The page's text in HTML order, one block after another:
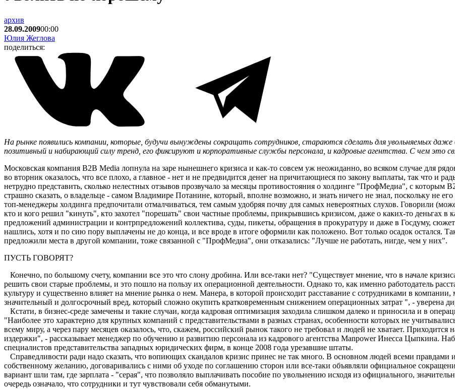
архив
28.09.200900:00
Юлия Жеглова
поделиться:
На рынке появились компании, которые, будучи вынуждены сокращать сотрудников, стараются сделать для увольняемых
позитивный и набирающий силу тренд, его фиксируют и корпоративные службы персонала, и кадровые агентства. С чем это
Московская компания B2B Media лопнула на заре нынешнего кризиса и как-то совсем уж неожиданно, во всяком случае для
во вторник оказалось, что все плохо, а главное - нет и не предвидится денег на причитающиеся по закону выплаты, так что и
нетрудно представить, сколько нелестных отзывов прозвучало за месяцы противостояния о холдинге "ПрофМедиа", с которым
страшно сказать, о владельце - самом Владимире Потанине, который, вполне возможно, и знать ничего не знал, поскольку не
топ-менеджеры холдинга предпочитали отмалчиваться, тем самым удобряя почву для самых невероятных слухов. Говорили
кто и кого решил "кинуть", кто захотел "порешать" свои частные проблемы, прикрывшись кризисом, даже о каких-то деньгах
предложений администрации и контрпредложений коллектива, суды, пикеты, обращения в прокуратуру и даже в Госдуму,
нашлись, хотя и по сию пору выплачены не до конца, и все вроде в итоге оформили как положено. Вот только осадок остался.
предложили места в другой компании, тоже связанной с "ПрофМедиа", они отказались: "Лучше не работать, нигде, чем у них".
ПУСТЬ ГОВОРЯТ?
Конечно, по большому счету, компании все это что слону дробина. Или все-таки нет? "Существует мнение, что в начале
решить свои старые проблемы, и это пошло на пользу их операционной деятельности. Однако то, как именно работодатель
культуру и существенно влияет на мнение рынка о нем. Манера, в которой происходит расставание с сотрудниками в
значительный и долгосрочный вред, который сложно окупить кратковременным снижением операционных затрат ", - уверена
Кстати, в бизнес-среде замечены и такие случаи, когда кадровая оптимизация заходила слишком далеко и приносила и в
"Наиболее это характерно для крупных компаний с представительствами в разных странах, особенности которых не
всему миру, а через пару месяцев оказалось, что, скажем, российский рынок такого не требовал и людей не хватает.
издержки", - рассказывает менеджер по обучению и развитию персонала из кадрового агентства Manpower Инесса Цыпкина.
специалистов представительства западных юридических фирм, в конце 2008 года урезавшие штаты.
Справедливости ради надо сказать, что вопиющих скандалов кризис принес не так много. В основном людей всеми
собственному желанию, договаривались с ними об уходе по соглашению сторон или все-таки объявляли официальное
вариант шли там, где зарплата - "серая", что позволяло выплачивать пособие по увольнению исходя из официального,
очередь означало, что сотрудники и тут чувствовали себя обманутыми.